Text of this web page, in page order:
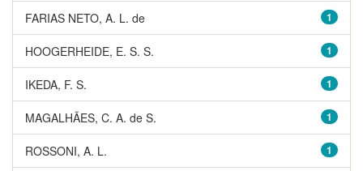
1
FARIAS NETO, A. L. de
1
HOOGERHEIDE, E. S. S.
1
IKEDA, F. S.
1
MAGALHÃES, C. A. de S.
1
ROSSONI, A. L.